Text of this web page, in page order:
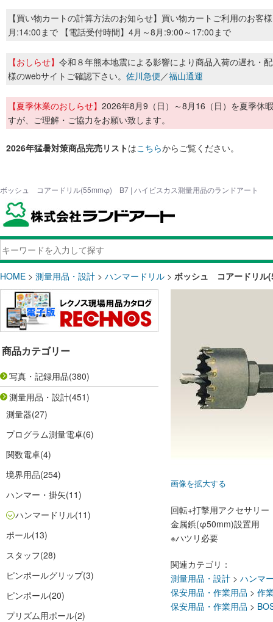
【買い物カートの計算方法のお知らせ】買い物カートご利用のお客
月:14:00まで 【電話受付時間】4月～8月:9:00～17:00まで
【おしらせ】 令和８年熊本地震による影響により商品入荷の遅れ・
様のwebサイトご確認下さい。 佐川急便／福山通運
【夏季休業のおしらせ】 2026年8月9（日）～8月16（日）を夏季休
すが、ご理解・ご協力をお願い致します。
2026年猛暑対策商品完売リストはこちらからご覧ください。
ボッシュ コアードリル(55mmφ) B7 | ハイビスカス測量用品のランドアート
HOME > 測量用品・設計 > ハンマードリル > ボッシュ コアードリ
商品カテゴリー
写真・記録用品(380)
測量用品・設計(451)
測量器(27)
プログラム測量電卓(6)
関数電卓(4)
境界用品(254)
ハンマー・掛矢(11)
ハンマードリル(11)
ポール(13)
スタッフ(28)
ピンポールグリップ(3)
ピンポール(20)
プリズム用ポール(2)
画像を拡大する
回転+打撃用アクセサリー
金属鋲(φ50mm)設置用
※ハツリ必要
関連カテゴリ：
測量用品・設計 > ハンマ
保安用品・作業用品 > 作
保安用品・作業用品 >